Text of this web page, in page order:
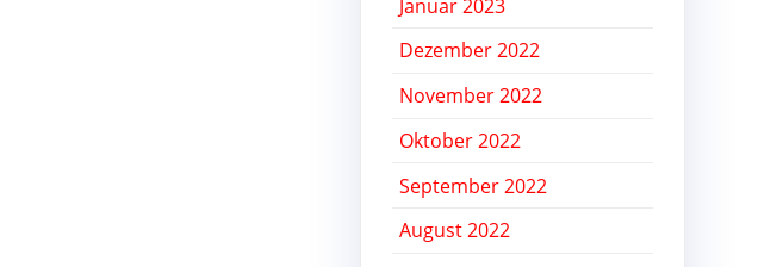
Januar 2023
Dezember 2022
November 2022
Oktober 2022
September 2022
August 2022